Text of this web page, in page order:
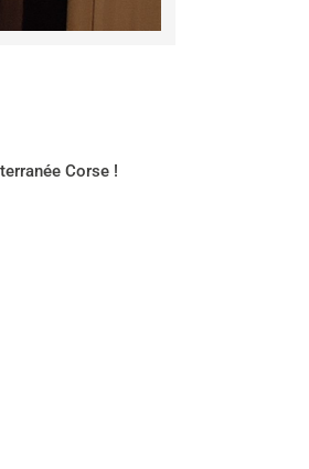
Corse !